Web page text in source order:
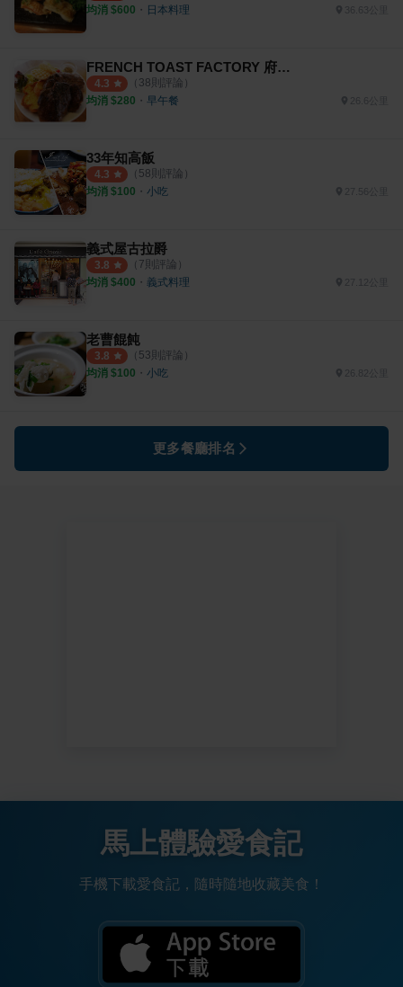
均消 $600 ・ 日本料理
FRENCH TOAST FACTORY 府中旗艦店
4.3 （ 38則評論）
均消 $280 ・ 早午餐
33年知高飯
4.3 （ 58則評論）
均消 $100 ・ 小吃 27.56公里
義式屋古拉爵
3.8 （ 7則評論）
均消 $400 ・ 義式料理
老曹餛飩
3.8 （ 53則評論）
均消 $100 ・ 小吃
更多餐廳排名
馬上體驗愛食記
手機下載愛食記，隨時隨地收藏美食！